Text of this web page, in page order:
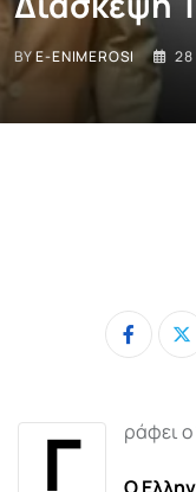
BYE-ENIMEROSI
Γ ράφει ο